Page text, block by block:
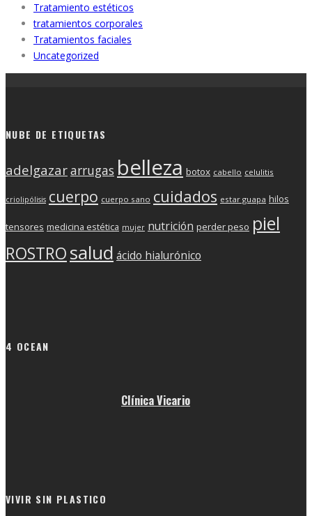
Tratamiento estéticos
tratamientos corporales
Tratamientos faciales
Uncategorized
NUBE DE ETIQUETAS
adelgazararrugas belleza botox cabello celulitis
criolipólisis cuerpo cuerpo sano cuidados estar guapa hilos
tensores medicina estética mujer nutrición perder peso piel
ROSTROsalud ácido hialurónico
4 OCEAN
Clínica Vicario
VIVIR SIN PLASTICO